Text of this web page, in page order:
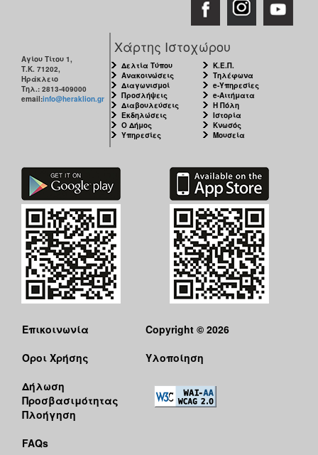
Αγίου Τίτου 1,
Τ.Κ. 71202,
Ηράκλειο
Τηλ.: 2813-409000
email:info@heraklion.gr
Χάρτης Ιστοχώρου
Δελτία Τύπου
Ανακοινώσεις
Διαγωνισμοί
Προσλήψεις
Διαβουλεύσεις
Εκδηλώσεις
Ο Δήμος
Υπηρεσίες
Κ.Ε.Π.
Τηλέφωνα
e-Υπηρεσίες
e-Αιτήματα
Η Πόλη
Ιστορία
Κνωσός
Μουσεία
Επικοινωνία
Όροι Χρήσης
Δήλωση
Προσβασιμότητας
Πλοήγηση
FAQs
Copyright © 2026
Υλοποίηση